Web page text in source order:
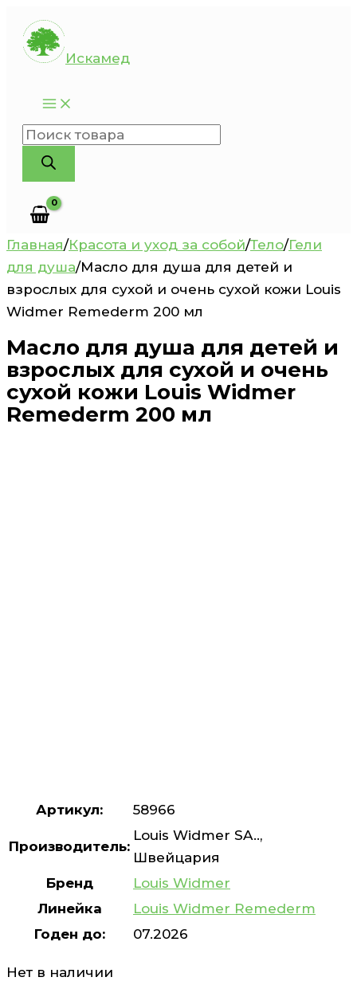
Перейти
содержимому
Искамед
Поиск
товаров
Главная/Красота и уход за собой/Тело/Гели
для душа/Масло для душа для детей и
взрослых для сухой и очень сухой кожи Louis
Widmer Remederm 200 мл
Масло для душа для детей и
взрослых для сухой и очень
сухой кожи Louis Widmer
Remederm 200 мл
Артикул: 58966
Производитель:
Louis Widmer SA..,
Швейцария
Бренд
Louis Widmer
Линейка
Louis Widmer Remederm
Годен до:
07.2026
Нет в наличии